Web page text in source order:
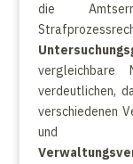
die
vergleichbare
verdeutlichen,
verschiedenen
und